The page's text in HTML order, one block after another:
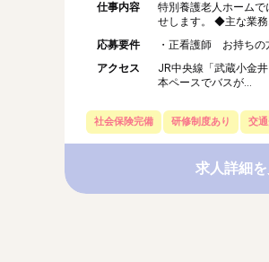
仕事内容
特別養護老人ホーム
せします。 ◆主な業
応募要件
・正看護師 お持ちの
アクセス
JR中央線「武蔵小金
本ペースでバスが...
社会保険完備 研修制度あり 交
求人詳細